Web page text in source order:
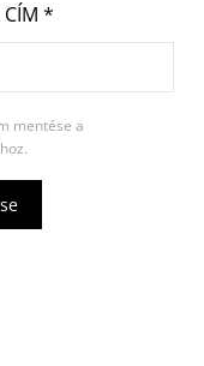
*
mentése a